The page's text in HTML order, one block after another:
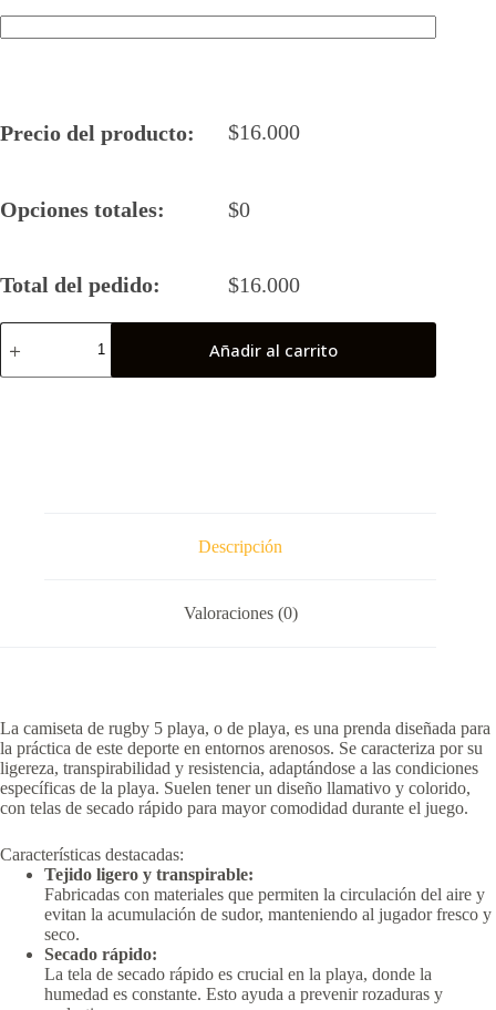
Precio del producto: $16.000
Opciones totales: $0
Total del pedido: $16.000
Camiseta
Rugby
Añadir al carrito
Descripción
Valoraciones (0)
La camiseta de rugby 5 playa, o de playa, es una prenda diseñada para
la práctica de este deporte en entornos arenosos. Se caracteriza por su
ligereza, transpirabilidad y resistencia, adaptándose a las condiciones
específicas de la playa. Suelen tener un diseño llamativo y colorido,
con telas de secado rápido para mayor comodidad durante el juego.
Características destacadas:
Tejido ligero y transpirable:
Fabricadas con materiales que permiten la circulación del aire y
evitan la acumulación de sudor, manteniendo al jugador fresco y
seco.
Secado rápido:
La tela de secado rápido es crucial en la playa, donde la
humedad es constante. Esto ayuda a prevenir rozaduras y